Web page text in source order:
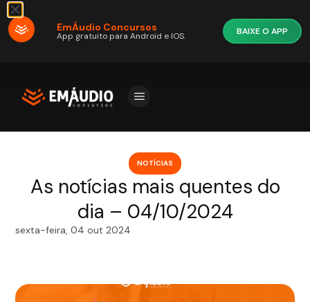
NOTÍCIAS
As notícias mais quentes do
dia – 04/10/2024
sexta-feira, 04 out 2024
EmÁudio Concursos
App gratuito para Android e IOS. BAIXE O APP